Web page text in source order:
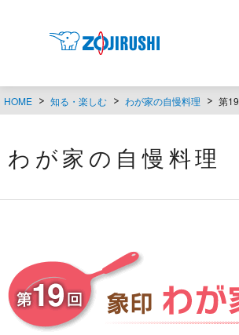
HOME 知る・楽しむ わが家の自慢料理 第
わが家の自慢料理